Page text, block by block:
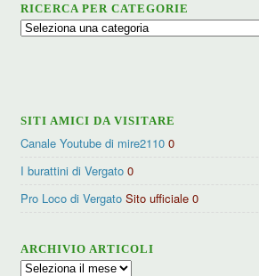
RICERCA PER CATEGORIE
Ricerca
SITI AMICI DA VISITARE
Canale Youtube di mire2110 0
I burattini di Vergato 0
Pro Loco di Vergato Sito ufficiale 0
ARCHIVIO ARTICOLI
Archivio